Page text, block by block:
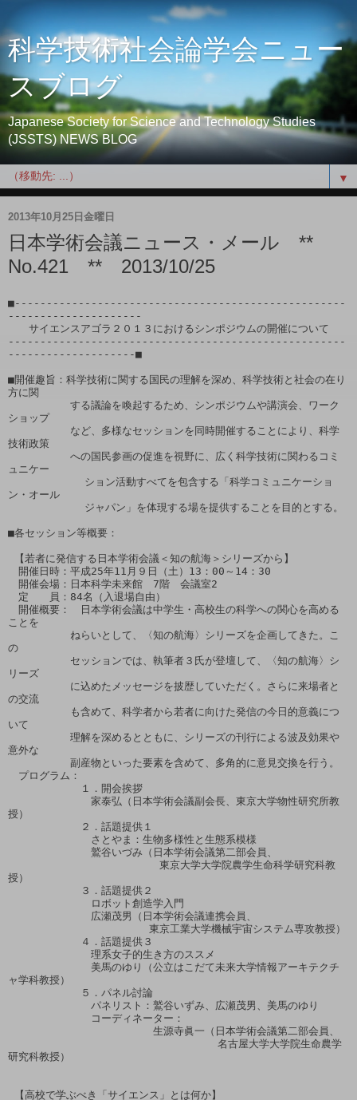
科学技術社会論学会ニュー
スブログ
Japanese Society for Science and Technology Studies
(JSSTS) NEWS BLOG
▼
2013年10月25日金曜日
日本学術会議ニュース・メール **
No.421 ** 2013/10/25
■----------------------------------------------------
---------------------
サイエンスアゴラ２０１３におけるシンポジウムの開催について
-----------------------------------------------------
--------------------■
■開催趣旨：科学技術に関する国民の理解を深め、科学技術と社会の在り
方に関
する議論を喚起するため、シンポジウムや講演会、ワーク
ショップ
など、多様なセッションを同時開催することにより、科学
技術政策
への国民参画の促進を視野に、広く科学技術に関わるコミ
ュニケー
ン・オール
■各セッション等概要：
開催日時：平成25年11月９日（土）13：00～14：30
開催会場：日本科学未来館　7階　会議室2
定　　員：84名（入退場自由）
開催概要：　日本学術会議は中学生・高校生の科学への関心を高める
ことを
ねらいとして、〈知の航海〉シリーズを企画してきた。こ
の
セッションでは、執筆者３氏が登壇して、〈知の航海〉シ
リーズ
に込めたメッセージを披歴していただく。さらに来場者と
の交流
も含めて、科学者から若者に向けた発信の今日的意義につ
いて
理解を深めるとともに、シリーズの刊行による波及効果や
意外な
副産物といった要素を含めて、多角的に意見交換を行う。
プログラム：
１．開会挨拶
家泰弘（日本学術会議副会長、東京大学物性研究所教
授）
２．話題提供１
さとやま：生物多様性と生態系模様
鷲谷いづみ（日本学術会議第二部会員、
東京大学大学院農学生命科学研究科教
授）
３．話題提供２
ロボット創造学入門
広瀬茂男（日本学術会議連携会員、
東京工業大学機械宇宙システム専攻教授）
４．話題提供３
理系女子的生き方のススメ
美馬のゆり（公立はこだて未来大学情報アーキテクチ
ャ学科教授）
５．パネル討論
パネリスト：鷲谷いずみ、広瀬茂男、美馬のゆり
コーディネーター：
生源寺眞一（日本学術会議第二部会員、
名古屋大学大学院生命農学
研究科教授）